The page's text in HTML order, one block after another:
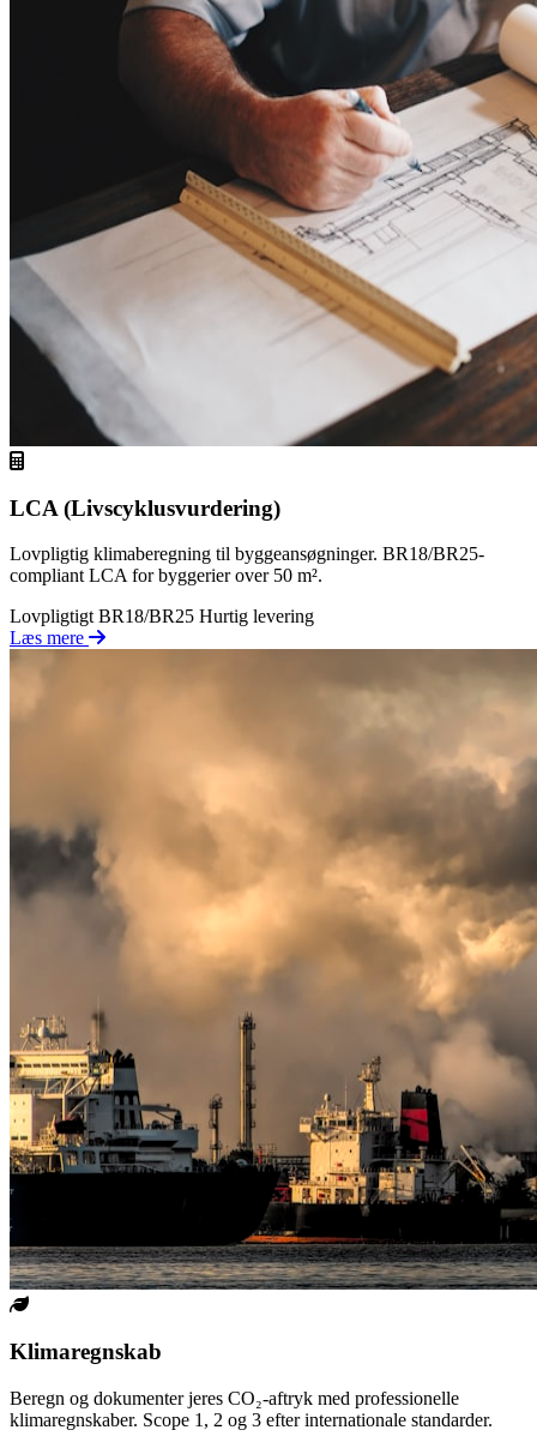
LCA (Livscyklusvurdering)
Lovpligtig klimaberegning til byggeansøgninger. BR18/BR25-
compliant LCA for byggerier over 50 m².
Lovpligtigt BR18/BR25 Hurtig levering
Læs mere
Klimaregnskab
Beregn og dokumenter jeres CO₂-aftryk med professionelle
klimaregnskaber. Scope 1, 2 og 3 efter internationale standarder.